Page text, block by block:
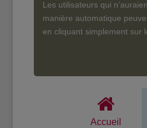
Les utilisateurs qui
manière automatique
en cliquant simplement sur
Accueil